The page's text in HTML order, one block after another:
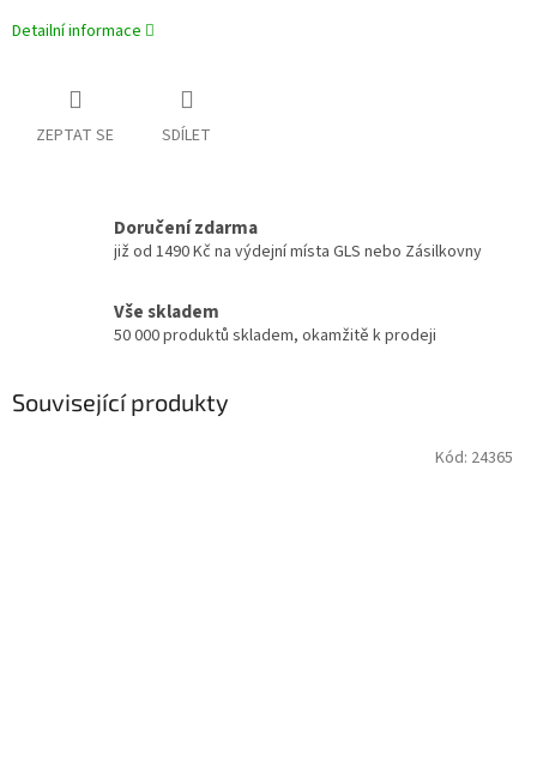
Detailní informace
ZEPTAT SE SDÍLET
Doručení zdarma
již od 1490 Kč na výdejní místa GLS nebo Zásilkovny
Vše skladem
50 000 produktů skladem, okamžitě k prodeji
Související produkty
Kód: 24365